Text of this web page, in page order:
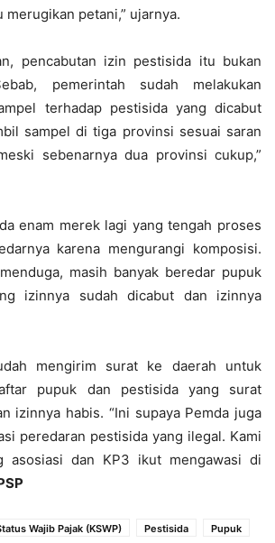
petani,” ujarnya.
pencabutan izin pestisida itu bukan
pemerintah sudah melakukan
terhadap pestisida yang dicabut
sampel di tiga provinsi sesuai saran
sebenarnya dua provinsi cukup,”
enam merek lagi yang tengah proses
karena mengurangi komposisi.
masih banyak beredar pupuk
izinnya sudah dicabut dan izinnya
mengirim surat ke daerah untuk
pupuk dan pestisida yang surat
izinnya habis. “Ini supaya Pemda juga
peredaran pestisida yang ilegal. Kami
asosiasi dan KP3 ikut mengawasi di
Wajib Pajak (KSWP) Pestisida Pupuk